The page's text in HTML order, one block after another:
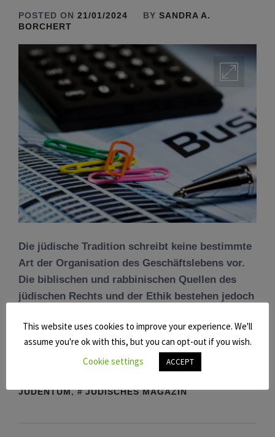
POSTED ON 21/01/2024 BY SANDRA A.
BORCHERT
Die jüdische Tradition schreibt keine bestimmte
Art der Organisation des Geschäftslebens vor.
Die biblischen und rabbinischen Quellen des
jüdischen Rechts und der Ethik bestehen jedoch
WEITERLESEN
JUDENTUM, JÜDISCHES MAGAZIN
This website uses cookies to improve your experience. We'll
assume you're ok with this, but you can opt-out if you wish.
Cookie settings
ACCEPT